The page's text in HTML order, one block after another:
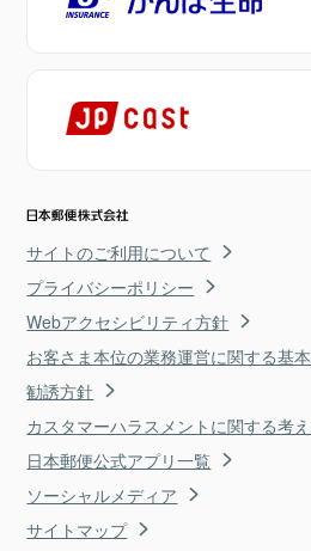
サイトのご利用について
プライバシーポリシー
Webアクセシビリティ方針
お客さま本位の業務運営に関する基
勧誘方針
カスタマーハラスメントに関する考
日本郵便公式アプリ一覧
ソーシャルメディア
サイトマップ